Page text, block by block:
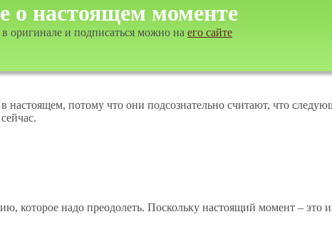
о настоящем моменте
в оригинале и подписаться можно на его сайте
настоящем, потому что они подсознательно считают, что
которое надо преодолеть. Поскольку настоящий момент – это